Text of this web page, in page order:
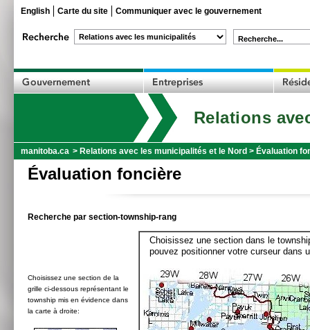
English Carte du site Communiquer avec le gouvernement
Recherche...
Relations
manitoba.ca > Relations avec les municipalités et le Nord > Évaluation
Évaluation foncière
Recherche par section-township-rang
Choisissez une section de la
grille ci-dessous représentant le
township mis en évidence dans
la carte à droite:
Choisissez une section dans le
pouvez positionner votre curseur dans